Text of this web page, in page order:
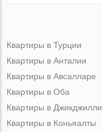
Квартиры в Турции
Квартиры в Анталии
Квартиры в Авсалларе
Квартиры в Оба
Квартиры в Джикджилли
Квартиры в Коньяалты